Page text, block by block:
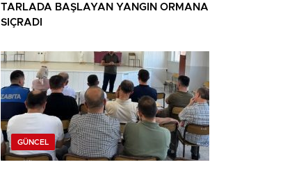
TARLADA BAŞLAYAN YANGIN ORMANA
SIÇRADI
GÜNCEL